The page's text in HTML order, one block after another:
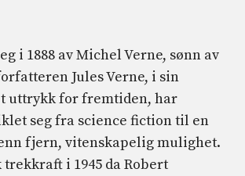
i 1888 av Michel Verne, sønn av
Jules Verne, i sin
uttrykk for fremtiden, har
seg fra science fiction til en
fjern, vitenskapelig mulighet.
i 1945 da Robert